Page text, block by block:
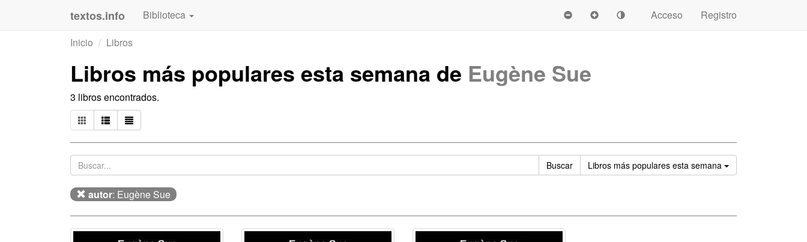
textos.info Biblioteca Acceso
Registro
Inicio
Libros
Libros más populares esta semana de Eugène Sue
3 libros encontrados.
Buscar Libros más populares esta semana Ordenar
autor: Eugène Sue